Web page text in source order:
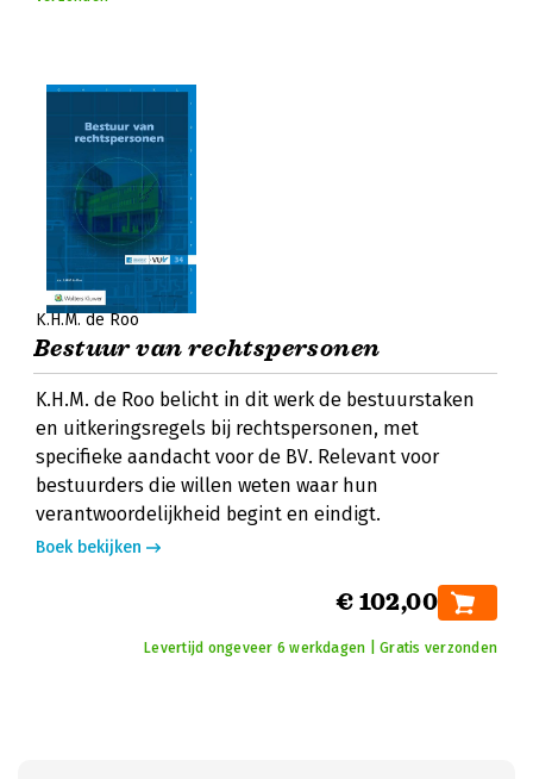
K.H.M. de Roo
Bestuur van rechtspersonen
K.H.M. de Roo belicht in dit werk de bestuurstaken
en uitkeringsregels bij rechtspersonen, met
specifieke aandacht voor de BV. Relevant voor
bestuurders die willen weten waar hun
verantwoordelijkheid begint en eindigt.
Boek bekijken
€ 102,00
Levertijd ongeveer 6 werkdagen | Gratis verzonden